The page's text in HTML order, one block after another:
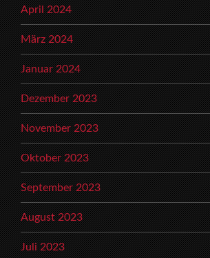
April 2024
März 2024
Januar 2024
Dezember 2023
November 2023
Oktober 2023
September 2023
August 2023
Juli 2023